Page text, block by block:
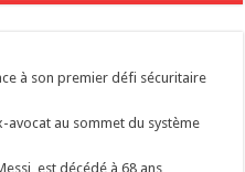
à son premier défi sécuritaire
avocat au sommet du système
est décédé à 68 ans